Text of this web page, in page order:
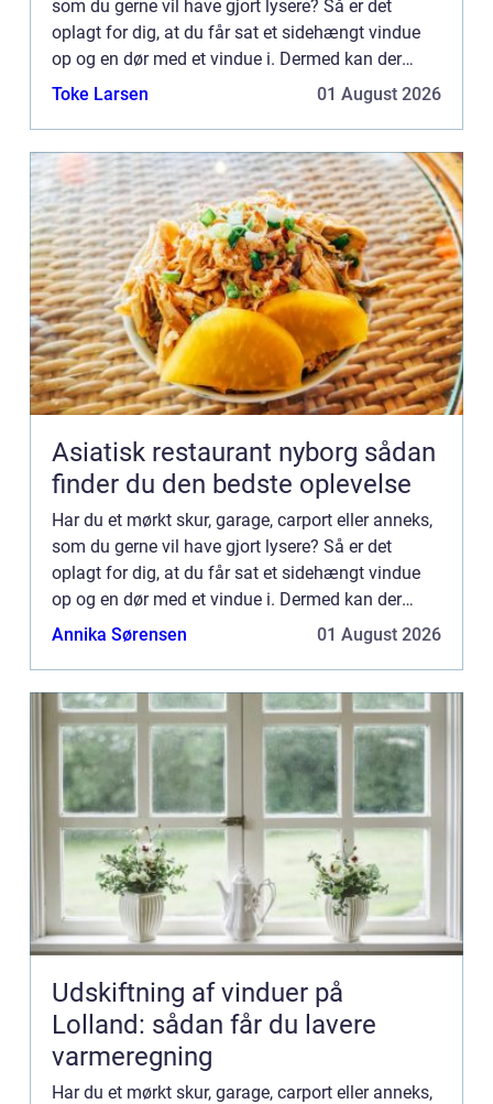
som du gerne vil have gjort lysere? Så er det
oplagt for dig, at du får sat et sidehængt vindue
op og en dør med et vindue i. Dermed kan der
komme masser af lys ind i...
Toke Larsen 01 August 2026
Asiatisk restaurant nyborg sådan
finder du den bedste oplevelse
Har du et mørkt skur, garage, carport eller anneks,
som du gerne vil have gjort lysere? Så er det
oplagt for dig, at du får sat et sidehængt vindue
op og en dør med et vindue i. Dermed kan der
komme masser af lys ind i...
Annika Sørensen 01 August 2026
Udskiftning af vinduer på
Lolland: sådan får du lavere
varmeregning
Har du et mørkt skur, garage, carport eller anneks,